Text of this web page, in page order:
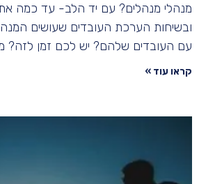
מנהלי מנהלים? עם יד הלב- עד כמה
ובשיחות הערכת העובדים שעושים
עם העובדים שלהם? יש לכם זמן לזה?
קראו עוד »